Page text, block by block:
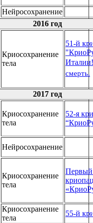
Нейросохранение
2016 год
Криосохранение
тела
51-й
Италии!
смерть.
2017 год
Криосохранение
тела
52-я
Нейросохранение
Криосохранение
тела
Первый
Криосохранение
тела
55-й